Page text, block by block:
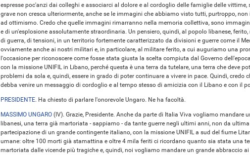
espresse poc'anzi dai colleghi e associarci al dolore e al cordoglio delle famiglie delle vittime,
grave non cresca ulteriormente, anche se le immagini che abbiamo visto tutti, purtroppo,
ad ottimismo. Credo che quelle immagini rimarranno nella memoria collettiva, sono
e di un'esplosione assolutamente straordinaria. Un pensiero, quindi, al popolo libanese,
di guerra, di tensioni, in un territorio fortemente caratterizzato da divisioni e guerre come il
ovviamente anche ai nostri militari e, in particolare, al militare ferito, a cui auguriamo una
l'occasione per riconoscere come fosse stata giusta la scelta compiuta dal Governo
con la missione UNIFIL in Libano, perché questa è una terra da tutelare, una terra che deve
problemi da sola e, quindi, essere in grado di poter continuare a vivere in pace. Quindi, credo
debba venire un messaggio di cordoglio e al tempo stesso di amicizia con il Libano e con il
PRESIDENTE. Ha chiesto di parlare l'onorevole Ungaro. Ne ha facoltà.
MASSIMO UNGARO ( IV). Grazie, Presidente. Anche da parte di Italia Viva vogliamo mandare
libanesi, una terra già martoriata - sappiamo - da tante guerre negli ultimi anni, non da
partecipazione di un grande contingente italiano, con la missione UNIFIL a sud del fiume
umane: oltre 100 morti già stamattina e oltre 4 mila feriti ci ricordano quanto sia stata una
martoriata dalle vicende più tragiche e, quindi, noi vogliamo mandare un grande abbraccio